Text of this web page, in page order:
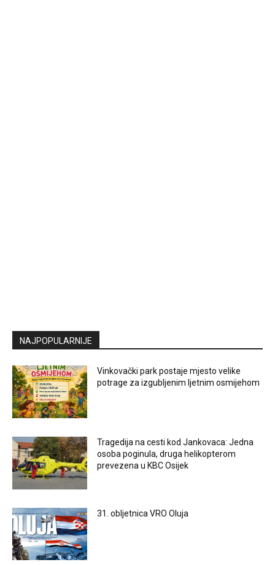
NAJPOPULARNIJE
Vinkovački park postaje mjesto velike
potrage za izgubljenim ljetnim osmijehom
Tragedija na cesti kod Jankovaca: Jedna
osoba poginula, druga helikopterom
prevezena u KBC Osijek
31. obljetnica VRO Oluja